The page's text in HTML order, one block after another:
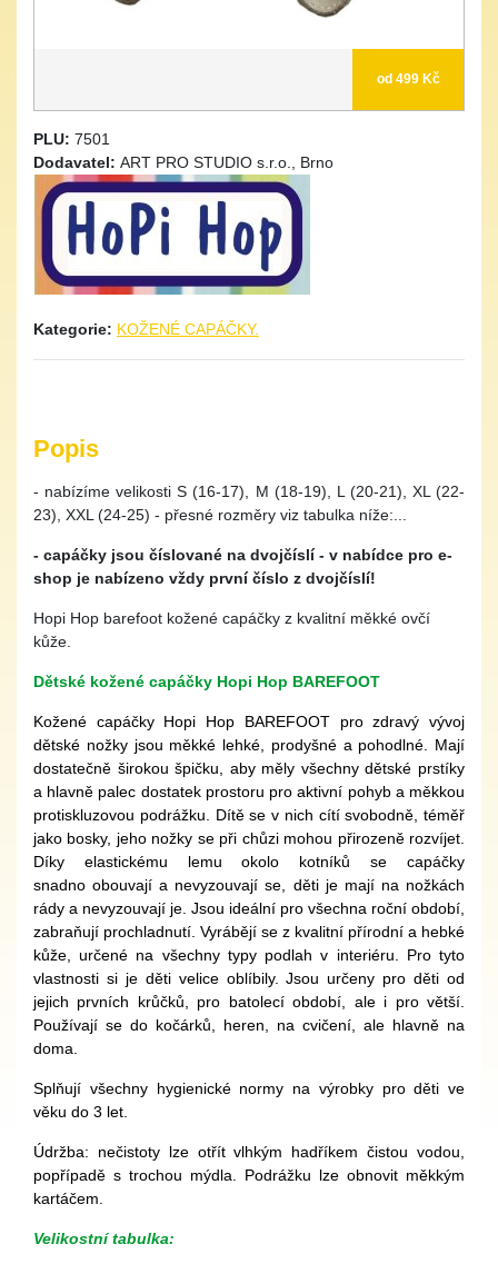
od 499 Kč
PLU: 7501
Dodavatel: ART PRO STUDIO s.r.o., Brno
Kategorie: KOŽENÉ CAPÁČKY.
Popis
- nabízíme velikosti S (16-17), M (18-19), L (20-21), XL (22-
23), XXL (24-25) - přesné rozměry viz tabulka níže:...
- capáčky jsou číslované na dvojčíslí - v nabídce pro e-
shop je nabízeno vždy první číslo z dvojčíslí!
Hopi Hop barefoot kožené capáčky z kvalitní měkké ovčí
kůže.
Dětské kožené capáčky Hopi Hop BAREFOOT
Kožené capáčky Hopi Hop BAREFOOT pro zdravý vývoj
dětské nožky jsou měkké lehké, prodyšné a pohodlné. Mají
dostatečně širokou špičku, aby měly všechny dětské prstíky
a hlavně palec dostatek prostoru pro aktivní pohyb a měkkou
protiskluzovou podrážku. Dítě se v nich cítí svobodně, téměř
jako bosky, jeho nožky se při chůzi mohou přirozeně rozvíjet.
Díky elastickému lemu okolo kotníků se capáčky
snadno obouvají a nevyzouvají se, děti je mají na nožkách
rády a nevyzouvají je. Jsou ideální pro všechna roční období,
zabraňují prochladnutí. Vyrábějí se z kvalitní přírodní a hebké
kůže, určené na všechny typy podlah v interiéru. Pro tyto
vlastnosti si je děti velice oblíbily. Jsou určeny pro děti od
jejich prvních krůčků, pro batolecí období, ale i pro větší.
Používají se do kočárků, heren, na cvičení, ale hlavně na
doma.
Splňují všechny hygienické normy na výrobky pro děti ve
věku do 3 let.
Údržba: nečistoty lze otřít vlhkým hadříkem čistou vodou,
popřípadě s trochou mýdla. Podrážku lze obnovit měkkým
kartáčem.
Velikostní tabulka: